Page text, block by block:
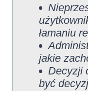
łamaniu
jakie
Decyzji
być